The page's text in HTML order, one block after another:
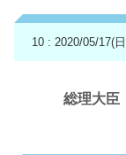
10 : 2020/05/17(
総理大臣